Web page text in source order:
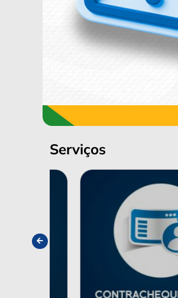
Serviços